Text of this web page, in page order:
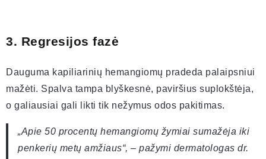
3. Regresijos fazė
Dauguma kapiliarinių hemangiomų pradeda palaipsniui
mažėti. Spalva tampa blyškesnė, paviršius suplokštėja,
o galiausiai gali likti tik nežymus odos pakitimas.
„Apie 50 procentų hemangiomų žymiai sumažėja iki
penkerių metų amžiaus“, – pažymi dermatologas dr.